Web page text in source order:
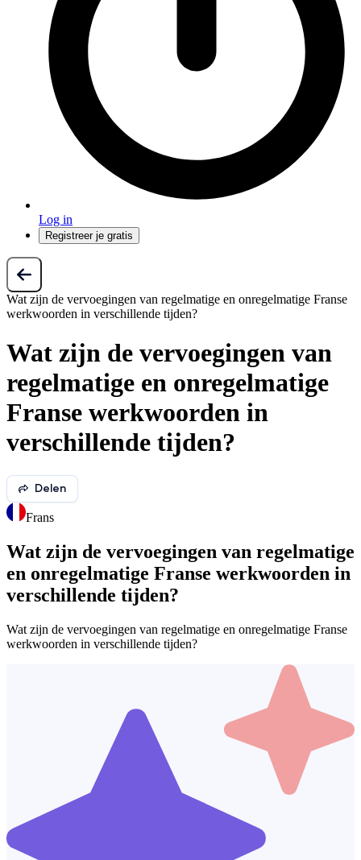
Log in
Registreer je gratis
Wat zijn de vervoegingen van regelmatige en onregelmatige Franse
werkwoorden in verschillende tijden?
Wat zijn de vervoegingen van
regelmatige en onregelmatige
Franse werkwoorden in
verschillende tijden?
Delen
Frans
Wat zijn de vervoegingen van regelmatige
en onregelmatige Franse werkwoorden in
verschillende tijden?
Wat zijn de vervoegingen van regelmatige en onregelmatige Franse
werkwoorden in verschillende tijden?